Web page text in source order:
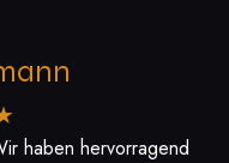
haben hervorragend